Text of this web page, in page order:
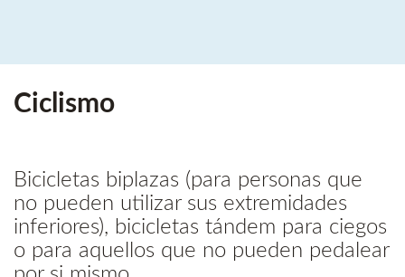
Ciclismo
Bicicletas biplazas (para personas que
no pueden utilizar sus extremidades
inferiores), bicicletas tándem para ciegos
o para aquellos que no pueden pedalear